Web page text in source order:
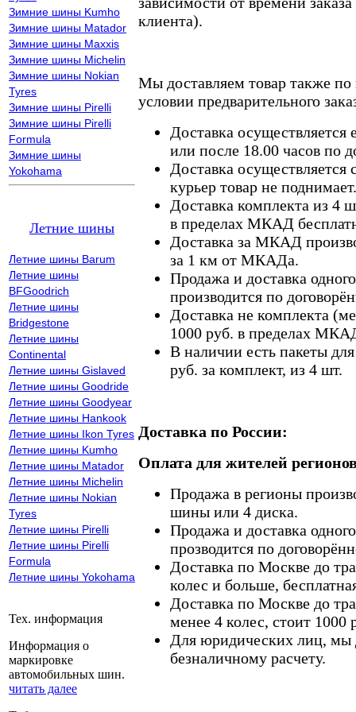
Зимние шины Kumho
Зимние шины Matador
Зимние шины Maxxis
Зимние шины Michelin
Зимние шины Nokian
Tyres
Зимние шины Pirelli
Зимние шины Pirelli
Formula
Зимние шины
Yokohama
Летние шины
Летние шины Barum
Летние шины
BFGoodrich
Летние шины
Bridgestone
Летние шины
Continental
Летние шины Gislaved
Летние шины Goodride
Летние шины Goodyear
Летние шины Hankook
Летние шины Ikon Tyres
Летние шины Kumho
Летние шины Matador
Летние шины Michelin
Летние шины Nokian
Tyres
Летние шины Pirelli
Летние шины Pirelli
Formula
Летние шины Yokohama
Тех. информация
Информация о
маркировке
автомобильных шин.
читать далее
клиента).
Мы доставляем товар также
условии предварительного
Доставка осуществляется
или после 18.00 часов по
Доставка осуществляется
курьер товар не поднимает.
Доставка комплекта из 4
в пределах МКАД
Доставка за МКАД
за 1 км от МКАДа.
Продажа и доставка
производится по
Доставка не комплекта
1000 руб. в пределах
В наличии есть пакеты
руб. за комплект, из 4 шт.
Доставка по России:
Оплата для жителей
Продажа в регионы
шины или 4 диска.
Продажа и доставка
прозводится по
Доставка по Москве до
колес и больше,
Доставка по Москве до
менее 4 колес, стоит 1000
Для юридических лиц, мы
безналичному расчету.